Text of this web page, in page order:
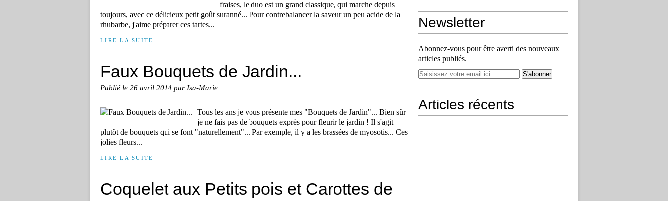
fraises, le duo est un grand classique, qui marche depuis
toujours, avec ce délicieux petit goût suranné... Pour contrebalancer la saveur un peu acide de la
rhubarbe, j'aime préparer ces tartes...
LIRE LA SUITE
Faux Bouquets de Jardin...
Publié le 26 avril 2014 par Isa-Marie
Tous les ans je vous présente mes "Bouquets de Jardin"... Bien sûr
je ne fais pas de bouquets exprès pour fleurir le jardin ! Il s'agit
plutôt de bouquets qui se font "naturellement"... Par exemple, il y a les brassées de myosotis... Ces
jolies fleurs...
LIRE LA SUITE
Coquelet aux Petits pois et Carottes de
Newsletter
Abonnez-vous pour être averti des nouveaux
articles publiés.
Articles récents